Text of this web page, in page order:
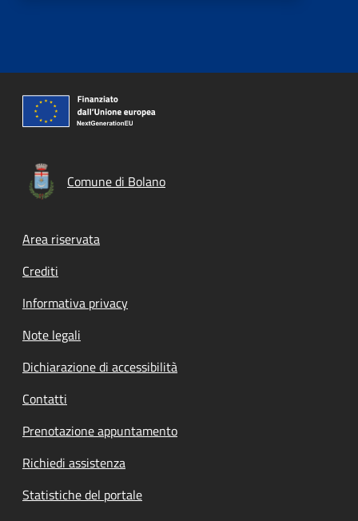
Comune di Bolano
Footer menu
Area riservata
Crediti
Informativa privacy
Note legali
Dichiarazione di accessibilità
Contatti
Prenotazione appuntamento
Richiedi assistenza
Statistiche del portale